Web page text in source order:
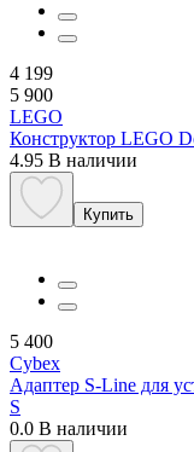
4 199
5 900
LEGO
Конструктор LEGO
4.95 В наличии
Купить
5 400
Cybex
Адаптер S-Line для
S
0.0 В наличии